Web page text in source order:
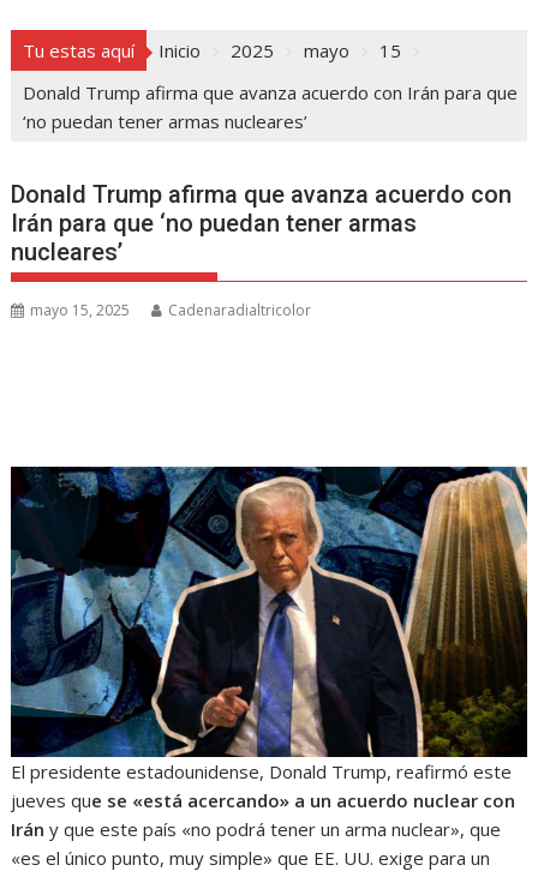
Tu estas aquí Inicio 2025 mayo
15
Donald Trump afirma que avanza acuerdo con Irán para que
‘no puedan tener armas nucleares’
Donald Trump afirma que avanza acuerdo con
Irán para que ‘no puedan tener armas
nucleares’
mayo 15, 2025 Cadenaradialtricolor
El presidente estadounidense, Donald Trump, reafirmó este
jueves que se «está acercando» a un acuerdo nuclear con
Irán y que este país «no podrá tener un arma nuclear», que
«es el único punto, muy simple» que EE. UU. exige para un